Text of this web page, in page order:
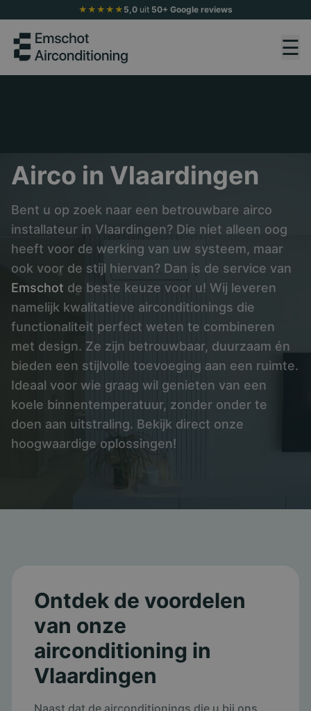
★★★★★ 5,0 uit 50+ Google reviews
☰
Airco in Vlaardingen
Bent u op zoek naar een betrouwbare airco
installateur in Vlaardingen? Die niet alleen oog
heeft voor de werking van uw systeem, maar
ook voor de stijl hiervan? Dan is de service van
Emschot de beste keuze voor u! Wij leveren
namelijk kwalitatieve airconditionings die
functionaliteit perfect weten te combineren
met design. Ze zijn betrouwbaar, duurzaam én
bieden een stijlvolle toevoeging aan een ruimte.
Ideaal voor wie graag wil genieten van een
koele binnentemperatuur, zonder onder te
doen aan uitstraling. Bekijk direct onze
hoogwaardige oplossingen!
Ontdek de voordelen
van onze
airconditioning in
Vlaardingen
Naast dat de airconditionings die u bij ons